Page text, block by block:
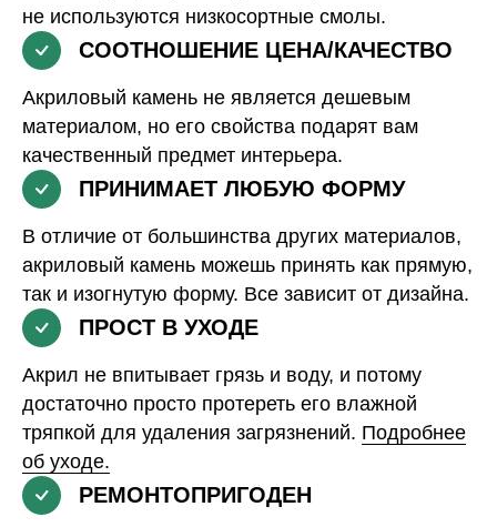
не используются низкосортные смолы.
СООТНОШЕНИЕ ЦЕНА/КАЧЕСТВО
Акриловый камень не является дешевым
материалом, но его свойства подарят вам
качественный предмет интерьера.
ПРИНИМАЕТ ЛЮБУЮ ФОРМУ
В отличие от большинства других материалов,
акриловый камень можешь принять как прямую,
так и изогнутую форму. Все зависит от дизайна.
ПРОСТ В УХОДЕ
Акрил не впитывает грязь и воду, и потому
достаточно просто протереть его влажной
тряпкой для удаления загрязнений. Подробнее
об уходе.
РЕМОНТОПРИГОДЕН